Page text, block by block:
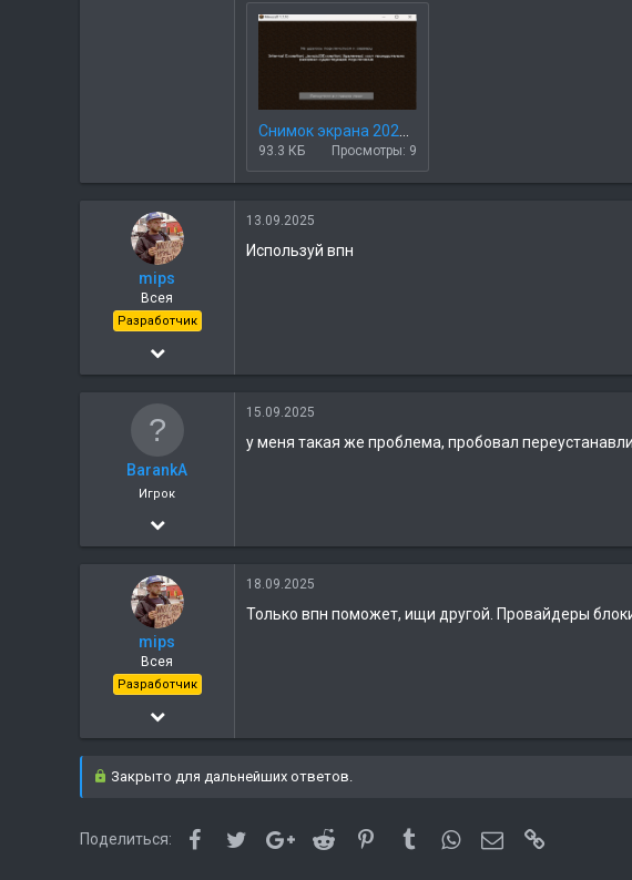
Снимок экрана 2025-09-09 190016.png
93.3 КБ Просмотры: 9
mips
Всея
Разработчик
22.05.2018
830
13.09.2025
Используй впн
BarankA
Игрок
21.04.2019
15.09.2025
у меня такая же проблема, пробовал
mips
Всея
Разработчик
22.05.2018
830
18.09.2025
Только впн поможет, ищи другой. Провайдеры
Закрыто для дальнейших ответов.
Поделиться: FacebookTwitterGoogle+Reddit PinterestTumblrWhatsAppЭлектронная